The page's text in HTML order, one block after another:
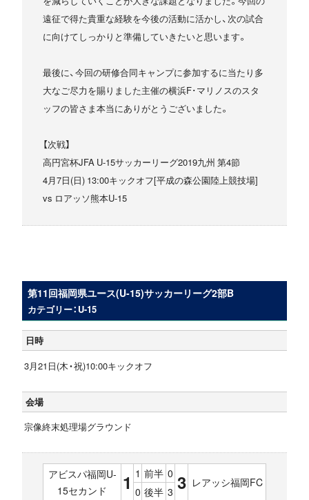
遠征で得た貴重な経験を今後の活動に活かし、次の試合
に向けてしっかりと準備していきたいと思います。
最後に、今回の研修合同キャンプに参加するに当たり多
大なご尽力を賜りました主催の横浜F･マリノスのスタ
ッフの皆さま本当にありがとうございました。
【次戦】
高円宮杯JFA U-15サッカーリーグ2019九州 第4節
4月7日(日) 13:00キックオフ[平成の森公園陸上競技場]
vs ロアッソ熊本U-15
第11回福岡県ユース(U-15)サッカーリーグ2部B
カテゴリー：U-15
日時
3月21日(木・祝)10:00キックオフ
会場
宗像終末処理場グラウンド
アビスパ福岡U-
15セカンド
1 1 前半 0 3 レアッシ福岡FC
0 後半 3